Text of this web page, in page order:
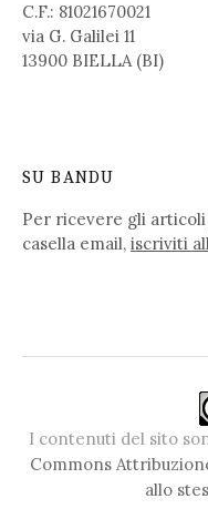
C.F.: 81021670021
via G. Galilei 11
13900 BIELLA (BI)
SU BANDU
Per ricevere gli
casella email, iscriviti
I contenuti del sito
Commons
allo